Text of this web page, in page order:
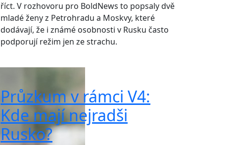
říct. V rozhovoru pro BoldNews to popsaly dvě
mladé ženy z Petrohradu a Moskvy, které
dodávají, že i známé osobnosti v Rusku často
podporují režim jen ze strachu.
Průzkum v rámci V4:
Kde mají nejradši
Rusko?